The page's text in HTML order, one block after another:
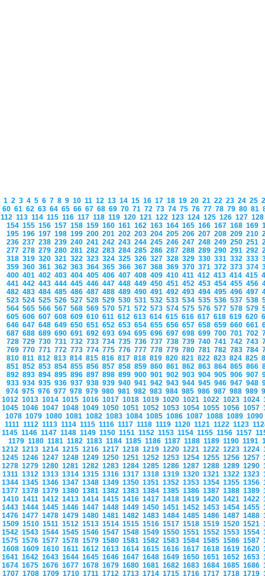
1 2 3 4 5 6 7 8 9 10 11 12 13 14 15 16 17 18 19 20 21 22 23 24 25
60 61 62 63 64 65 66 67 68 69 70 71 72 73 74 75 76 77 78 79 80 81
112 113 114 115 116 117 118 119 120 121 122 123 124 125 126 127
154 155 156 157 158 159 160 161 162 163 164 165 166 167 168 169
195 196 197 198 199 200 201 202 203 204 205 206 207 208 209 210
236 237 238 239 240 241 242 243 244 245 246 247 248 249 250 251
277 278 279 280 281 282 283 284 285 286 287 288 289 290 291 292
318 319 320 321 322 323 324 325 326 327 328 329 330 331 332 333
359 360 361 362 363 364 365 366 367 368 369 370 371 372 373 374
400 401 402 403 404 405 406 407 408 409 410 411 412 413 414 415
441 442 443 444 445 446 447 448 449 450 451 452 453 454 455 456
482 483 484 485 486 487 488 489 490 491 492 493 494 495 496 497
523 524 525 526 527 528 529 530 531 532 533 534 535 536 537 538
564 565 566 567 568 569 570 571 572 573 574 575 576 577 578 579
605 606 607 608 609 610 611 612 613 614 615 616 617 618 619 620
646 647 648 649 650 651 652 653 654 655 656 657 658 659 660 661
687 688 689 690 691 692 693 694 695 696 697 698 699 700 701 702
728 729 730 731 732 733 734 735 736 737 738 739 740 741 742 743
769 770 771 772 773 774 775 776 777 778 779 780 781 782 783 784
810 811 812 813 814 815 816 817 818 819 820 821 822 823 824 825
851 852 853 854 855 856 857 858 859 860 861 862 863 864 865 866
892 893 894 895 896 897 898 899 900 901 902 903 904 905 906 907
933 934 935 936 937 938 939 940 941 942 943 944 945 946 947 948
974 975 976 977 978 979 980 981 982 983 984 985 986 987 988 989
1012 1013 1014 1015 1016 1017 1018 1019 1020 1021 1022 1023 1024
1045 1046 1047 1048 1049 1050 1051 1052 1053 1054 1055 1056 1057
1078 1079 1080 1081 1082 1083 1084 1085 1086 1087 1088 1089
1111 1112 1113 1114 1115 1116 1117 1118 1119 1120 1121 1122 1123
1145 1146 1147 1148 1149 1150 1151 1152 1153 1154 1155 1156 1157
1179 1180 1181 1182 1183 1184 1185 1186 1187 1188 1189 1190 1191
1212 1213 1214 1215 1216 1217 1218 1219 1220 1221 1222 1223 1224
1245 1246 1247 1248 1249 1250 1251 1252 1253 1254 1255 1256 1257
1278 1279 1280 1281 1282 1283 1284 1285 1286 1287 1288 1289 1290
1311 1312 1313 1314 1315 1316 1317 1318 1319 1320 1321 1322 1323
1344 1345 1346 1347 1348 1349 1350 1351 1352 1353 1354 1355 1356
1377 1378 1379 1380 1381 1382 1383 1384 1385 1386 1387 1388 1389
1410 1411 1412 1413 1414 1415 1416 1417 1418 1419 1420 1421 1422
1443 1444 1445 1446 1447 1448 1449 1450 1451 1452 1453 1454 1455
1476 1477 1478 1479 1480 1481 1482 1483 1484 1485 1486 1487 1488
1509 1510 1511 1512 1513 1514 1515 1516 1517 1518 1519 1520 1521
1542 1543 1544 1545 1546 1547 1548 1549 1550 1551 1552 1553 1554
1575 1576 1577 1578 1579 1580 1581 1582 1583 1584 1585 1586 1587
1608 1609 1610 1611 1612 1613 1614 1615 1616 1617 1618 1619 1620
1641 1642 1643 1644 1645 1646 1647 1648 1649 1650 1651 1652 1653
1674 1675 1676 1677 1678 1679 1680 1681 1682 1683 1684 1685 1686
1707 1708 1709 1710 1711 1712 1713 1714 1715 1716 1717 1718 1719